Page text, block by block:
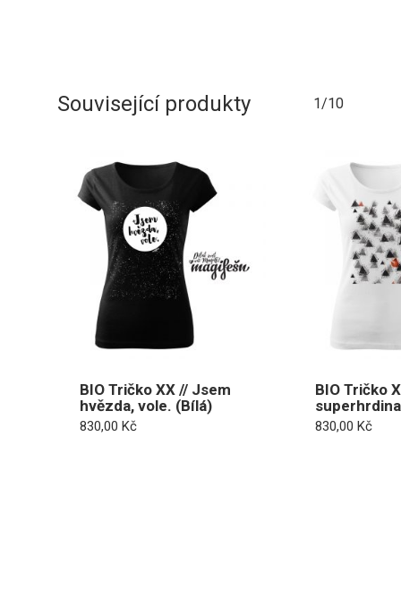
Související produkty 1/10
BIO Tričko XX // Jsem
hvězda, vole. (Bílá)
830,00 Kč
BIO Tričko
superhrdina
830,00 Kč